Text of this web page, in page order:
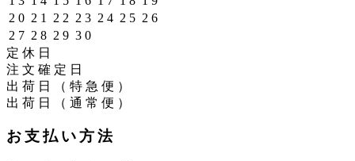
20 21 22 23 24 25 26
27 28 29 30
定休日
注文確定日
出荷日（特急便）
出荷日（通常便）
お支払い方法